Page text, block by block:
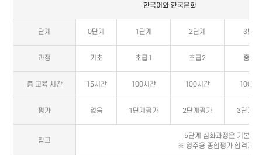
한국어와 한국문화
단계 0단계 1단계 2단계 3단계
과정 기초 초급1 초급2 중급1
총 교육 시간 15시간 100시간 100시간 100시
평가 없음 1단계평가 2단계평가 3단계평
참고
5단계 심화과정은 기본과
※ 영주용 종합평가 합격자는